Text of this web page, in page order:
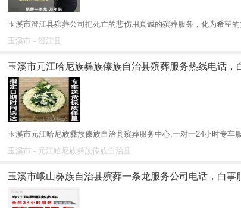
玉溪市澄江县殡葬公司把死亡的悲伤用真诚的殡葬服务，化为希望
玉溪市 - 澄江县
玉溪市元江哈尼族彝族傣族自治县殡葬服务热线电话，
玉溪市元江哈尼族彝族傣族自治县殡葬服务中心,一对一24小时专车
玉溪市 - 元江哈尼族彝族傣族自治县
玉溪市峨山彝族自治县殡葬一条龙服务公司电话，白事